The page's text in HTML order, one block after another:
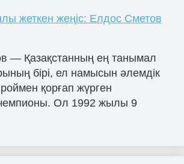
жеткен жеңіс: Елдос Сметов
— Қазақстанның ең танымал
бірі, ел намысын әлемдік
қорғап жүрген
Ол 1992 жылы 9